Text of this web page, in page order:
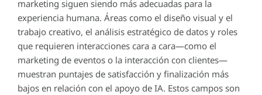
marketing siguen siendo más adecuadas para la
experiencia humana. Áreas como el diseño visual y el
trabajo creativo, el análisis estratégico de datos y roles
que requieren interacciones cara a cara—como el
marketing de eventos o la interacción con clientes—
muestran puntajes de satisfacción y finalización más
bajos en relación con el apoyo de IA. Estos campos son